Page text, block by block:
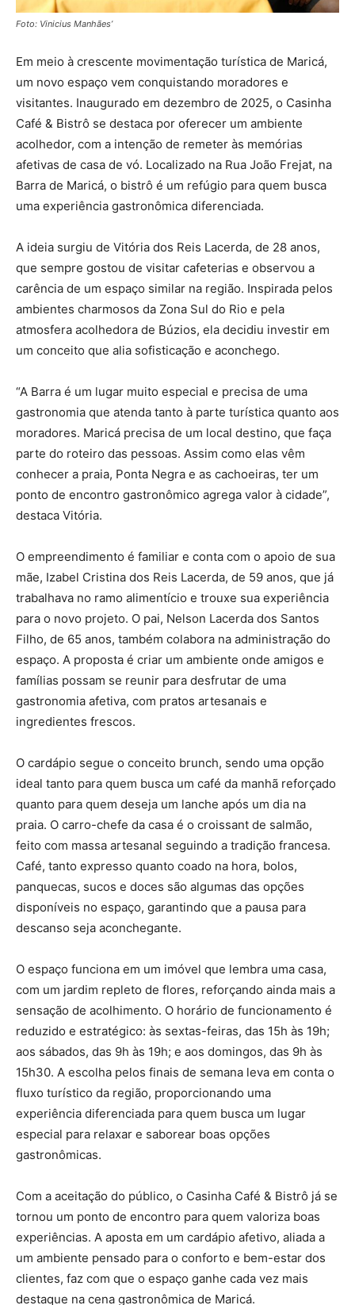
Foto: Vinicius Manhães’
Em meio à crescente movimentação turística de Maricá,
um novo espaço vem conquistando moradores e
visitantes. Inaugurado em dezembro de 2025, o Casinha
Café & Bistrô se destaca por oferecer um ambiente
acolhedor, com a intenção de remeter às memórias
afetivas de casa de vó. Localizado na Rua João Frejat, na
Barra de Maricá, o bistrô é um refúgio para quem busca
uma experiência gastronômica diferenciada.
A ideia surgiu de Vitória dos Reis Lacerda, de 28 anos,
que sempre gostou de visitar cafeterias e observou a
carência de um espaço similar na região. Inspirada pelos
ambientes charmosos da Zona Sul do Rio e pela
atmosfera acolhedora de Búzios, ela decidiu investir em
um conceito que alia sofisticação e aconchego.
“A Barra é um lugar muito especial e precisa de uma
gastronomia que atenda tanto à parte turística quanto aos
moradores. Maricá precisa de um local destino, que faça
parte do roteiro das pessoas. Assim como elas vêm
conhecer a praia, Ponta Negra e as cachoeiras, ter um
ponto de encontro gastronômico agrega valor à cidade”,
destaca Vitória.
O empreendimento é familiar e conta com o apoio de sua
mãe, Izabel Cristina dos Reis Lacerda, de 59 anos, que já
trabalhava no ramo alimentício e trouxe sua experiência
para o novo projeto. O pai, Nelson Lacerda dos Santos
Filho, de 65 anos, também colabora na administração do
espaço. A proposta é criar um ambiente onde amigos e
famílias possam se reunir para desfrutar de uma
gastronomia afetiva, com pratos artesanais e
ingredientes frescos.
O cardápio segue o conceito brunch, sendo uma opção
ideal tanto para quem busca um café da manhã reforçado
quanto para quem deseja um lanche após um dia na
praia. O carro-chefe da casa é o croissant de salmão,
feito com massa artesanal seguindo a tradição francesa.
Café, tanto expresso quanto coado na hora, bolos,
panquecas, sucos e doces são algumas das opções
disponíveis no espaço, garantindo que a pausa para
descanso seja aconchegante.
O espaço funciona em um imóvel que lembra uma casa,
com um jardim repleto de flores, reforçando ainda mais a
sensação de acolhimento. O horário de funcionamento é
reduzido e estratégico: às sextas-feiras, das 15h às 19h;
aos sábados, das 9h às 19h; e aos domingos, das 9h às
15h30. A escolha pelos finais de semana leva em conta o
fluxo turístico da região, proporcionando uma
experiência diferenciada para quem busca um lugar
especial para relaxar e saborear boas opções
gastronômicas.
Com a aceitação do público, o Casinha Café & Bistrô já se
tornou um ponto de encontro para quem valoriza boas
experiências. A aposta em um cardápio afetivo, aliada a
um ambiente pensado para o conforto e bem-estar dos
clientes, faz com que o espaço ganhe cada vez mais
destaque na cena gastronômica de Maricá.